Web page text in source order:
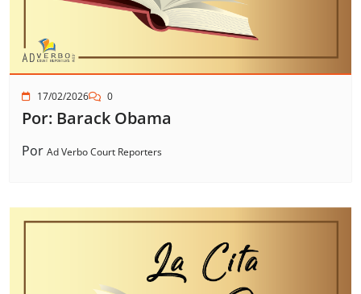
17/02/2026 0
Por: Barack Obama
Por Ad Verbo Court Reporters